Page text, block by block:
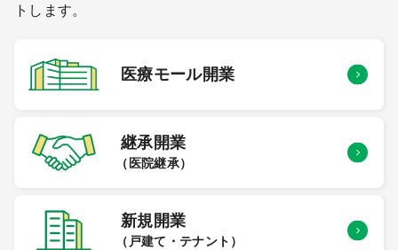
トします。
医療モール開業
継承開業
（医院継承）
新規開業
（戸建て・テナント）